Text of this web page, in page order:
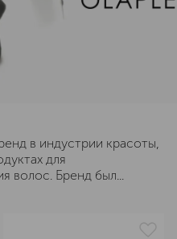
в индустрии красоты,
для
волос. Бренд был...